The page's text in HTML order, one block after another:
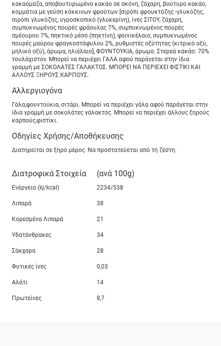
κακαόμαζα, αποβουτυρωμένο κακάο σε σκόνη, ζάχαρη, βούτυρο κακάο,
κομμάτια με γεύση κόκκινων φρούτων [σιρόπι φρουκτόζης -γλυκόζης,
σιρόπι γλυκόζης, υγροσκοπικό (γλυκερίνη), ίνες ΣΙΤΟΥ, ζάχαρη,
συμπυκνωμένος πουρές φράουλας 7%, συμπυκνωμένος πουρές
σμέουρου 7%, πηκτικό μέσο (πηκτίνη), φοινικέλαιο, συμπυκνωμένος
πουρές μαύρου φραγκοστάφυλου 2%, ρυθμιστές οξύτητας (κιτρικό οξύ,
μηλικό οξύ), άρωμα, ηλιέλαιο], ΦΟΥΝΤΟΥΚΙΑ, άρωμα. Στερεά κακάο: 70%
τουλάχιστον. Μπορεί να περιέχει ΓΑΛΑ αφού παράγεται στην ίδια
γραμμή με ΣΟΚΟΛΑΤΕΣ ΓΑΛΑΚΤΟΣ. ΜΠΟΡΕΙ ΝΑ ΠΕΡΙΕΧΕΙ ΦΙΣΤΙΚΙ ΚΑΙ
ΑΛΛΟΥΣ ΞΗΡΟΥΣ ΚΑΡΠΟΥΣ.
Αλλεργιογόνα
Γάλα,φουντούκια, σιτάρι. Μπορεί να περιέχει γάλα αφού παράγεται στην
ίδια γραμμή με σοκολάτες γάλακτος. Μπορεί να περιέχει άλλους ξηρούς
καρπούς,φιστίκι.
Οδηγίες Χρήσης/Αποθήκευσης
Διατηρείται σε ξηρό μέρος. Να προστατεύεται από τη ζέστη.
Διατροφικά Στοιχεία (ανά 100g)
Ενέργεια (kj/kcal) 2234/538
Λιπαρά 38
Κορεσμένα Λιπαρά 21
Υδατάνθρακες 34
Σάκχαρα 28
Φυτικές ίνες 0,03
Αλάτι 14
Πρωτείνες 8,7